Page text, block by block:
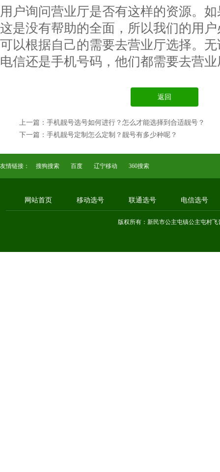
用户询问营业厅是否有这样的资源。
这是没有帮助的全面，所以我们的用
可以根据自己的需要去营业厅选择。
电信还是手机号码，他们都需要去营
返回
上一篇：手机靓号选号如何进行？怎么才能选择到合适靓号？
下一篇：手机靓号定制怎么定制？靓号有多少种呢？
友情链接： 搜狗搜索 百度 辽宁移动 360搜索
网站首页 移动选号 联通选号 电信选号
版权所有：新民市公主屯镇公主屯村